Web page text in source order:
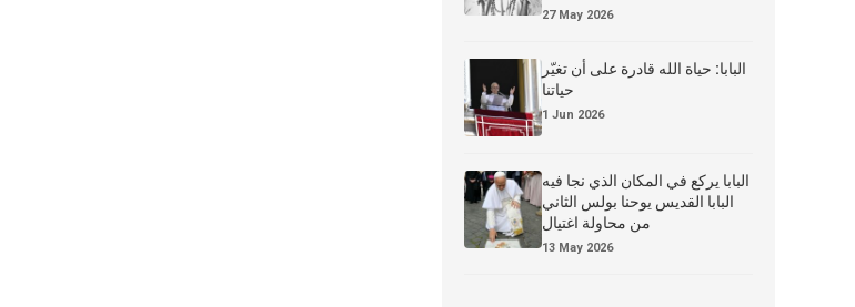
27 May 2026
البابا: حياة الله قادرة على أن تغيّر
حياتنا
1 Jun 2026
البابا يركع في المكان الذي نجا فيه
البابا القديس يوحنا بولس الثاني
من محاولة اغتيال
13 May 2026